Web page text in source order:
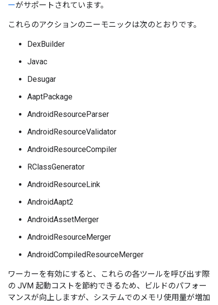
ーがサポートされています。
これらのアクションのニーモニックは次のとおりです。
DexBuilder
Javac
Desugar
AaptPackage
AndroidResourceParser
AndroidResourceValidator
AndroidResourceCompiler
RClassGenerator
AndroidResourceLink
AndroidAapt2
AndroidAssetMerger
AndroidResourceMerger
AndroidCompiledResourceMerger
ワーカーを有効にすると、これらの各ツールを呼び出す際
の JVM 起動コストを節約できるため、ビルドのパフォー
マンスが向上しますが、システムでのメモリ使用量が増加